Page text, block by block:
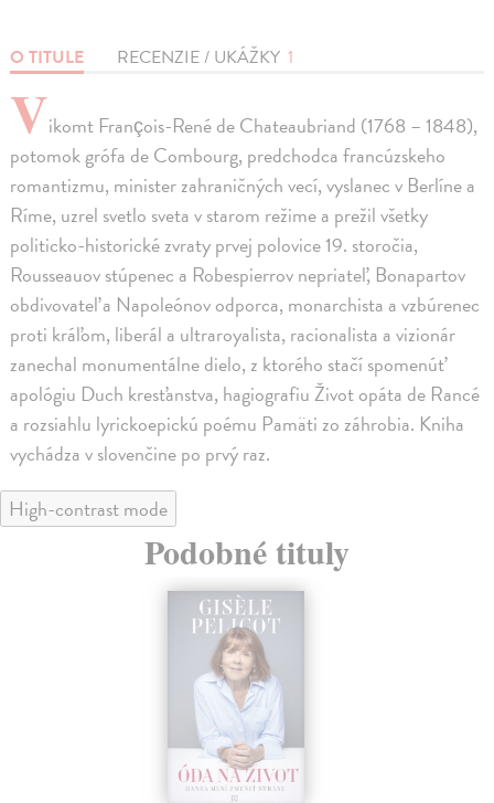
O TITULE RECENZIE / UKÁŽKY 1
Vikomt François-René de Chateaubriand (1768 – 1848),
potomok grófa de Combourg, predchodca francúzskeho
romantizmu, minister zahraničných vecí, vyslanec v Berlíne a
Ríme, uzrel svetlo sveta v starom režime a prežil všetky
politicko-historické zvraty prvej polovice 19. storočia,
Rousseauov stúpenec a Robespierrov nepriateľ, Bonapartov
obdivovateľ a Napoleónov odporca, monarchista a vzbúrenec
proti kráľom, liberál a ultraroyalista, racionalista a vizionár
zanechal monumentálne dielo, z ktorého stačí spomenúť
apológiu Duch kresťanstva, hagiografiu Život opáta de Rancé
a rozsiahlu lyrickoepickú poému Pamäti zo záhrobia. Kniha
vychádza v slovenčine po prvý raz.
High-contrast mode
Podobné tituly